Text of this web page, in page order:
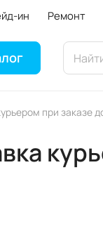
ин Ремонт
при заказе